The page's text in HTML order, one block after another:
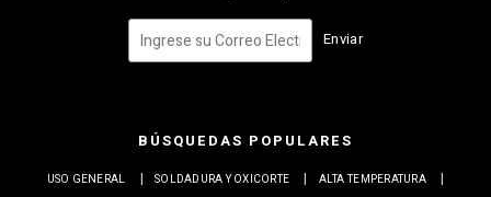
Enviar
BÚSQUEDAS POPULARES
USO GENERAL SOLDADURA Y OXICORTE
ALTA TEMPERATURA